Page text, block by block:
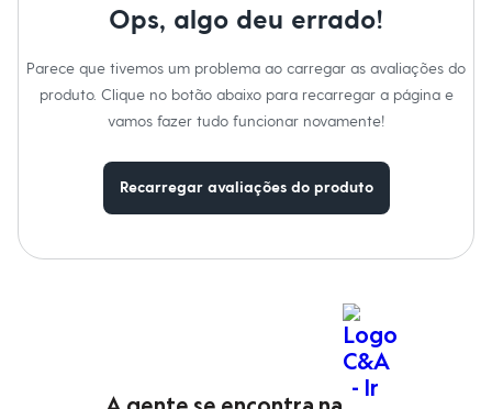
Dia dos Pais
Novidades
Roupas
Bermudas
Camisetas e Regatas
Casacos e Jaquetas
Acessórios
Bolsas e Mochilas
Ops, algo deu errado!
Parece que tivemos um problema ao carregar as avaliações do
produto. Clique no botão abaixo para recarregar a página e
vamos fazer tudo funcionar novamente!
Recarregar avaliações do produto